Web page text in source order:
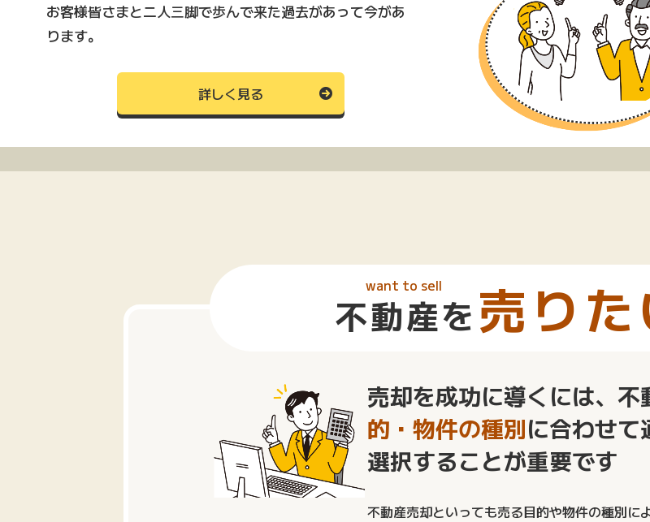
お客様皆さまと⼆⼈三脚で歩んで来た過去があって今があ
ります。
詳しく見る
want to sell
不動産を売りた
売却を成功に導くには、不
的・物件の種別に合わせて
選択することが重要です
不動産売却といっても売る目的や物件の種別に